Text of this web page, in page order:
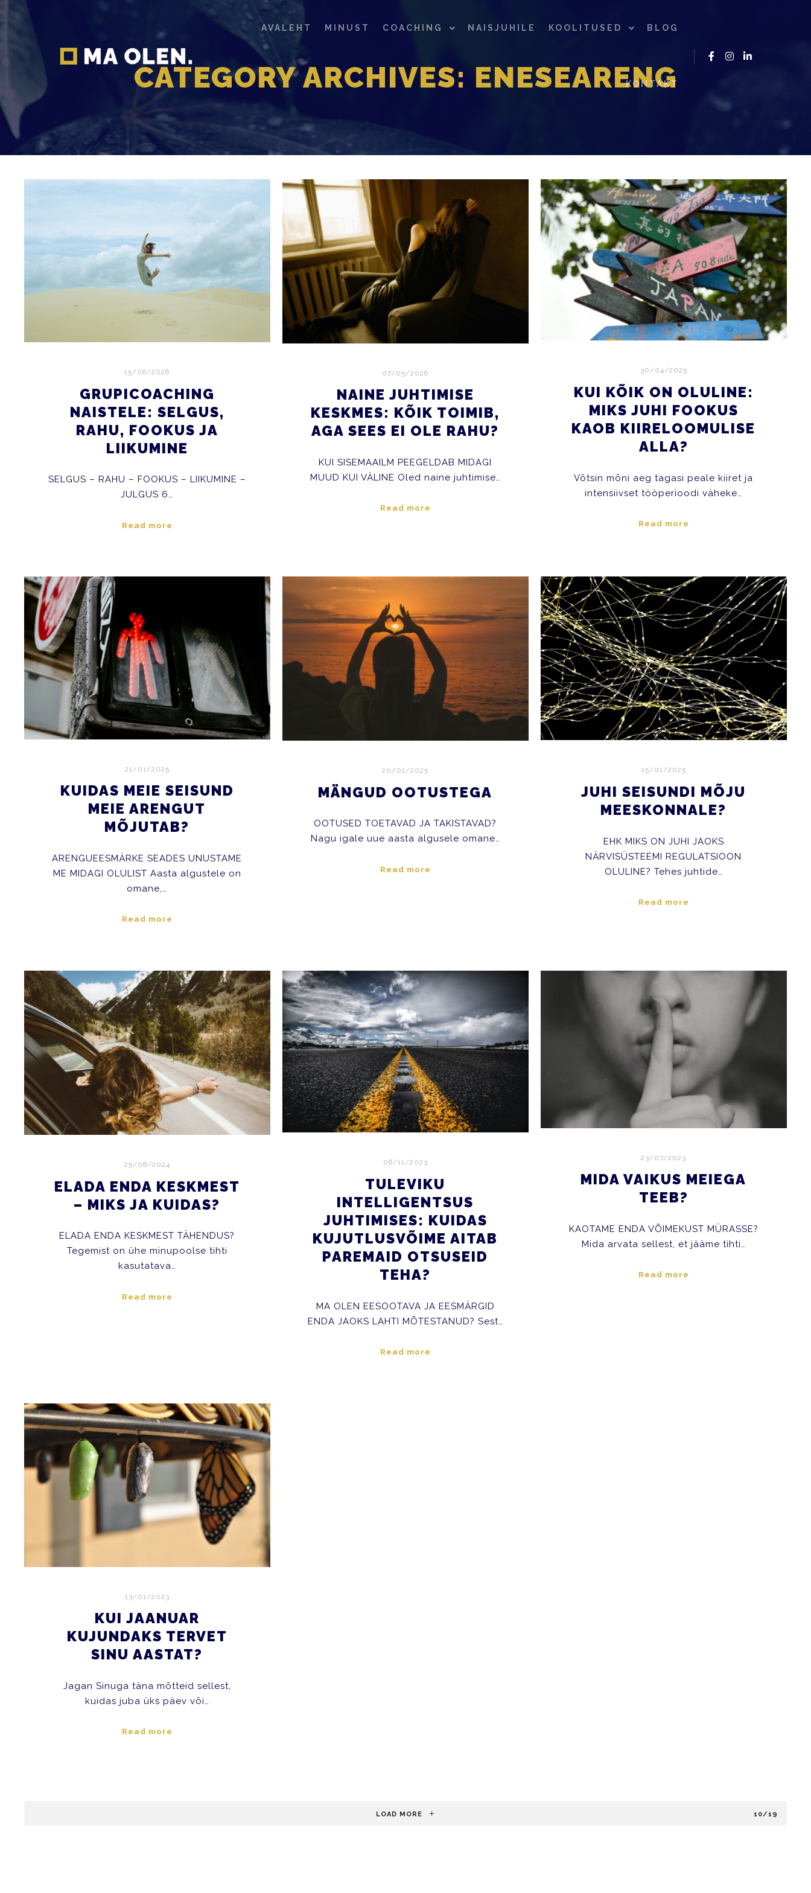
AVALEHT MINUST COACHING NAISJUHILE KOOLITUSED BLOG
KONTAKT
CATEGORY ARCHIVES: ENESEARENG
15/06/2026
GRUPICOACHING
NAISTELE: SELGUS,
RAHU, FOOKUS JA
LIIKUMINE
SELGUS – RAHU – FOOKUS – LIIKUMINE –
JULGUS 6…
Read more
07/05/2026
NAINE JUHTIMISE
KESKMES: KÕIK TOIMIB,
AGA SEES EI OLE RAHU?
KUI SISEMAAILM PEEGELDAB MIDAGI
MUUD KUI VÄLINE Oled naine juhtimise…
Read more
30/04/2025
KUI KÕIK ON OLULINE:
MIKS JUHI FOOKUS
KAOB KIIRELOOMULISE
ALLA?
Võtsin mõni aeg tagasi peale kiiret ja
intensiivset tööperioodi väheke…
Read more
21/01/2025
KUIDAS MEIE SEISUND
MEIE ARENGUT
MÕJUTAB?
ARENGUEESMÄRKE SEADES UNUSTAME
ME MIDAGI OLULIST Aasta algustele on
omane,…
Read more
20/01/2025
MÄNGUD OOTUSTEGA
OOTUSED TOETAVAD JA TAKISTAVAD?
Nagu igale uue aasta algusele omane…
Read more
15/01/2025
JUHI SEISUNDI MÕJU
MEESKONNALE?
EHK MIKS ON JUHI JAOKS
NÄRVISÜSTEEMI REGULATSIOON
OLULINE? Tehes juhtide…
Read more
25/08/2024
ELADA ENDA KESKMEST
– MIKS JA KUIDAS?
ELADA ENDA KESKMEST TÄHENDUS?
Tegemist on ühe minupoolse tihti
kasutatava…
Read more
06/11/2023
TULEVIKU
INTELLIGENTSUS
JUHTIMISES: KUIDAS
KUJUTLUSVÕIME AITAB
PAREMAID OTSUSEID
TEHA?
MA OLEN EESOOTAVA JA EESMÄRGID
ENDA JAOKS LAHTI MÕTESTANUD? Sest…
Read more
23/07/2023
MIDA VAIKUS MEIEGA
TEEB?
KAOTAME ENDA VÕIMEKUST MÜRASSE?
Mida arvata sellest, et jääme tihti…
Read more
13/01/2023
KUI JAANUAR
KUJUNDAKS TERVET
SINU AASTAT?
Jagan Sinuga täna mõtteid sellest,
kuidas juba üks päev või…
Read more
LOAD MORE 10/19